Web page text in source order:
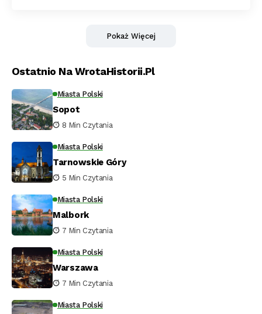
Pokaż Więcej
Ostatnio Na WrotaHistorii.pl
Miasta Polski
Sopot
8 Min Czytania
Miasta Polski
Tarnowskie Góry
5 Min Czytania
Miasta Polski
Malbork
7 Min Czytania
Miasta Polski
Warszawa
7 Min Czytania
Miasta Polski